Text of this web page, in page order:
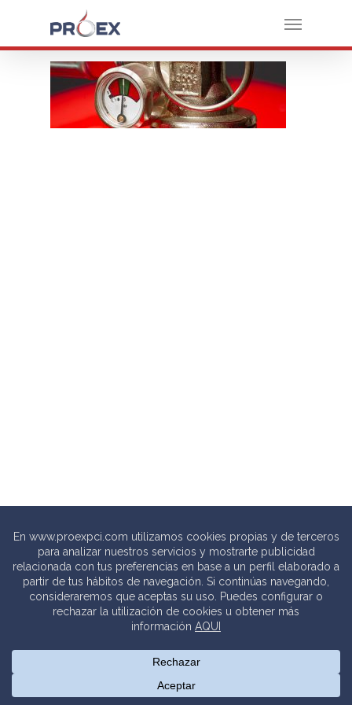
© 2020 PROEXPCI. PROTECCIÓN CONTRA INCENDIOS SL
Thebits_Creative Studio |Política de privacidad.